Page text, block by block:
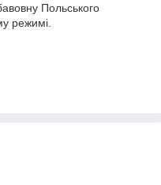
Польського
режимі.